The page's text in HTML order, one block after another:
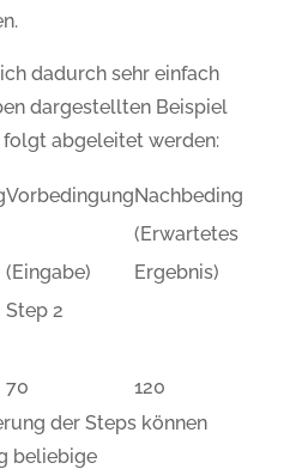
dadurch sehr einfach
dargestellten Beispiel
folgt abgeleitet werden:
VorbedingungNachbedingung
(Eingabe)
(Erwartetes
Ergebnis)
Step 2
70
120
der Steps können
beliebige